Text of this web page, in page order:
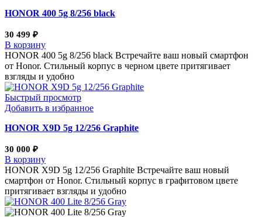
HONOR 400 5g 8/256 black
30 499 ₽
В корзину
HONOR 400 5g 8/256 black Встречайте ваш новый смартфон
от Honor. Стильный корпус в черном цвете притягивает
взгляды и удобно
Быстрый просмотр
Добавить в избранное
HONOR X9D 5g 12/256 Graphite
30 000 ₽
В корзину
HONOR X9D 5g 12/256 Graphite Встречайте ваш новый
смартфон от Honor. Стильный корпус в графитовом цвете
притягивает взгляды и удобно